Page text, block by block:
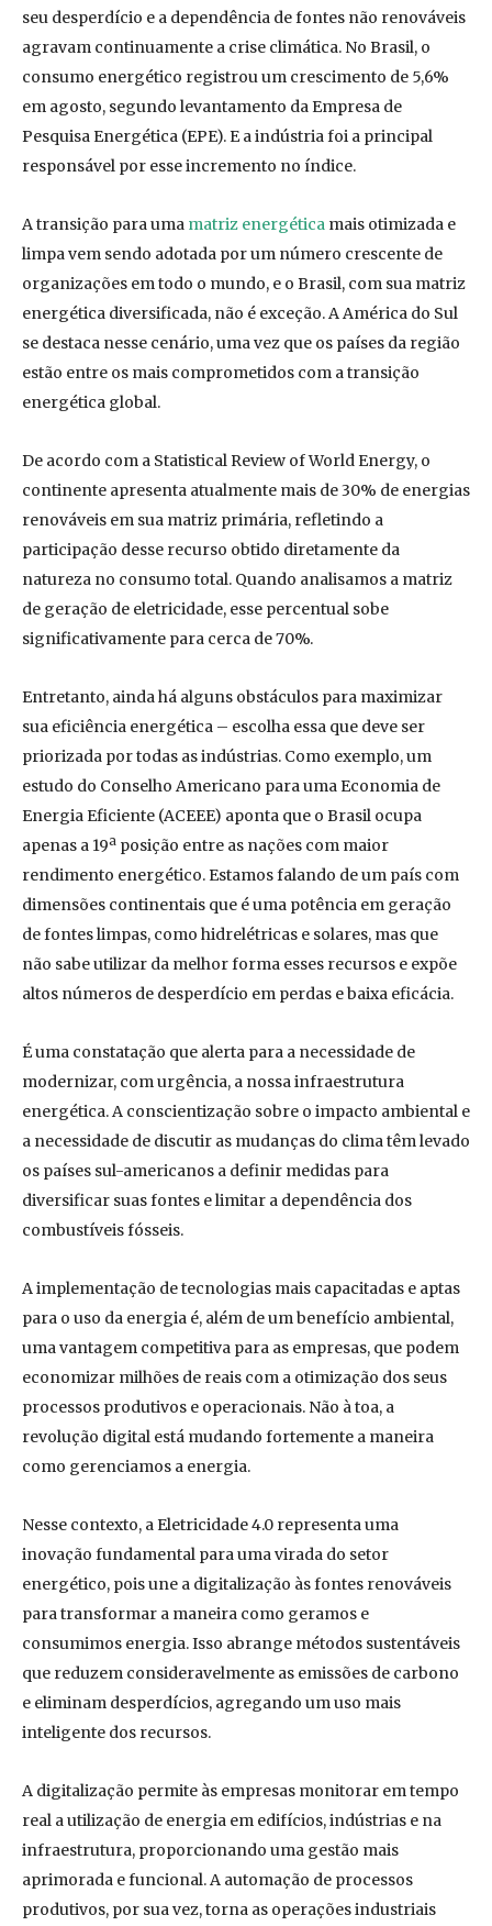
seu desperdício e a dependência de fontes não renováveis
agravam continuamente a crise climática. No Brasil, o
consumo energético registrou um crescimento de 5,6%
em agosto, segundo levantamento da Empresa de
Pesquisa Energética (EPE). E a indústria foi a principal
responsável por esse incremento no índice.
A transição para uma matriz energética mais otimizada e
limpa vem sendo adotada por um número crescente de
organizações em todo o mundo, e o Brasil, com sua matriz
energética diversificada, não é exceção. A América do Sul
se destaca nesse cenário, uma vez que os países da região
estão entre os mais comprometidos com a transição
energética global.
De acordo com a Statistical Review of World Energy, o
continente apresenta atualmente mais de 30% de energias
renováveis em sua matriz primária, refletindo a
participação desse recurso obtido diretamente da
natureza no consumo total. Quando analisamos a matriz
de geração de eletricidade, esse percentual sobe
significativamente para cerca de 70%.
Entretanto, ainda há alguns obstáculos para maximizar
sua eficiência energética – escolha essa que deve ser
priorizada por todas as indústrias. Como exemplo, um
estudo do Conselho Americano para uma Economia de
Energia Eficiente (ACEEE) aponta que o Brasil ocupa
apenas a 19ª posição entre as nações com maior
rendimento energético. Estamos falando de um país com
dimensões continentais que é uma potência em geração
de fontes limpas, como hidrelétricas e solares, mas que
não sabe utilizar da melhor forma esses recursos e expõe
altos números de desperdício em perdas e baixa eficácia.
É uma constatação que alerta para a necessidade de
modernizar, com urgência, a nossa infraestrutura
energética. A conscientização sobre o impacto ambiental e
a necessidade de discutir as mudanças do clima têm levado
os países sul-americanos a definir medidas para
diversificar suas fontes e limitar a dependência dos
combustíveis fósseis.
A implementação de tecnologias mais capacitadas e aptas
para o uso da energia é, além de um benefício ambiental,
uma vantagem competitiva para as empresas, que podem
economizar milhões de reais com a otimização dos seus
processos produtivos e operacionais. Não à toa, a
revolução digital está mudando fortemente a maneira
como gerenciamos a energia.
Nesse contexto, a Eletricidade 4.0 representa uma
inovação fundamental para uma virada do setor
energético, pois une a digitalização às fontes renováveis
para transformar a maneira como geramos e
consumimos energia. Isso abrange métodos sustentáveis
que reduzem consideravelmente as emissões de carbono
e eliminam desperdícios, agregando um uso mais
inteligente dos recursos.
A digitalização permite às empresas monitorar em tempo
real a utilização de energia em edifícios, indústrias e na
infraestrutura, proporcionando uma gestão mais
aprimorada e funcional. A automação de processos
produtivos, por sua vez, torna as operações industriais